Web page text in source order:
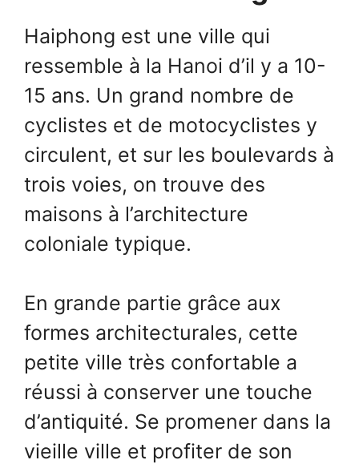
Haiphong est une ville qui
ressemble à la Hanoi d’il y a 10-
15 ans. Un grand nombre de
cyclistes et de motocyclistes y
circulent, et sur les boulevards à
trois voies, on trouve des
maisons à l’architecture
coloniale typique.
En grande partie grâce aux
formes architecturales, cette
petite ville très confortable a
réussi à conserver une touche
d’antiquité. Se promener dans la
vieille ville et profiter de son